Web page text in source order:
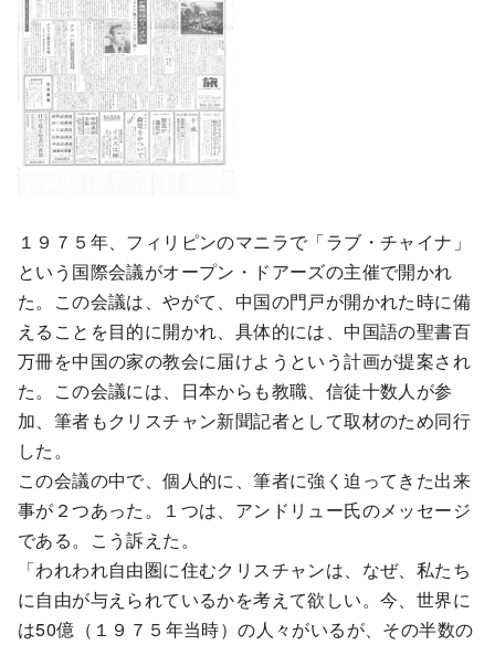
１９７５年、フィリピンのマニラで「ラブ・チャイナ」
という国際会議がオープン・ドアーズの主催で開かれ
た。この会議は、やがて、中国の門戸が開かれた時に備
えることを目的に開かれ、具体的には、中国語の聖書百
万冊を中国の家の教会に届けようという計画が提案され
た。この会議には、日本からも教職、信徒十数人が参
加、筆者もクリスチャン新聞記者として取材のため同行
した。
この会議の中で、個人的に、筆者に強く迫ってきた出来
事が２つあった。１つは、アンドリュー氏のメッセージ
である。こう訴えた。
「われわれ自由圏に住むクリスチャンは、なぜ、私たち
に自由が与えられているかを考えて欲しい。今、世界に
は50億（１９７５年当時）の人々がいるが、その半数の